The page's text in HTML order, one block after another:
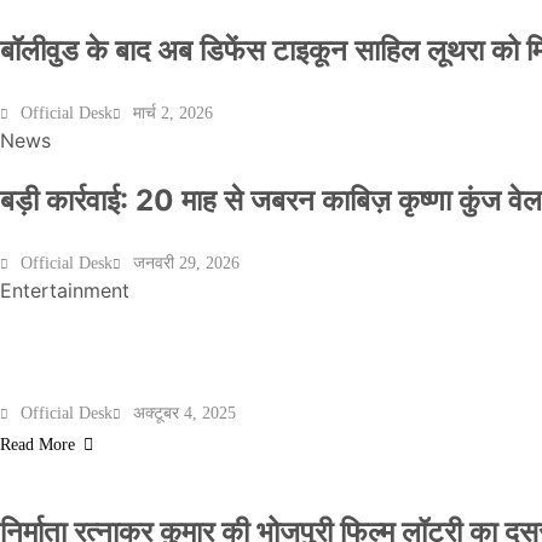
बॉलीवुड के बाद अब डिफेंस टाइकून साहिल लूथरा को
Official Desk मार्च 2, 2026
News
बड़ी कार्रवाई: 20 माह से जबरन काबिज़ कृष्णा कुंज
Official Desk जनवरी 29, 2026
Entertainment
Official Desk
अक्टूबर 4, 2025
Read More
निर्माता रत्नाकर कुमार की भोजपुरी फिल्म लॉटरी